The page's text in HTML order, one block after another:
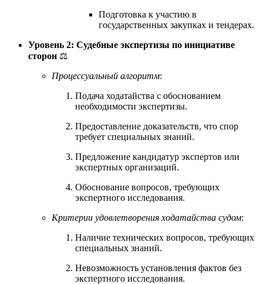
Подготовка к участию в
государственных закупках и тендерах.
Уровень 2: Судебные экспертизы по инициативе
сторон ⚖️
Процессуальный алгоритм:
Подача ходатайства с обоснованием
необходимости экспертизы.
Предоставление доказательств, что спор
требует специальных знаний.
Предложение кандидатур экспертов или
экспертных организаций.
Обоснование вопросов, требующих
экспертного исследования.
Критерии удовлетворения ходатайства судом:
Наличие технических вопросов, требующих
специальных знаний.
Невозможность установления фактов без
экспертного исследования.